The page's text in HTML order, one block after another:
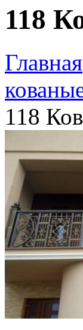
118
Главная
118